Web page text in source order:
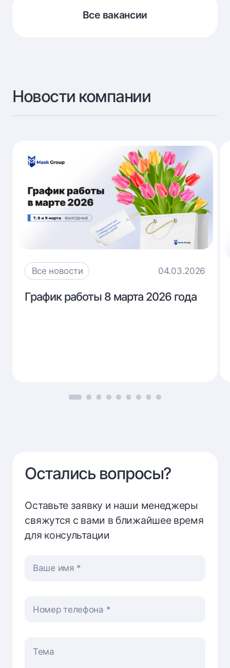
Все вакансии
Новости компании
Все новости 04.03.2026
График
График работы 8 марта 2026 года
Остались вопросы?
Оставьте заявку и наши менеджеры
свяжутся с вами в ближайшее время
для консультации
Ваше имя
Номер телефона